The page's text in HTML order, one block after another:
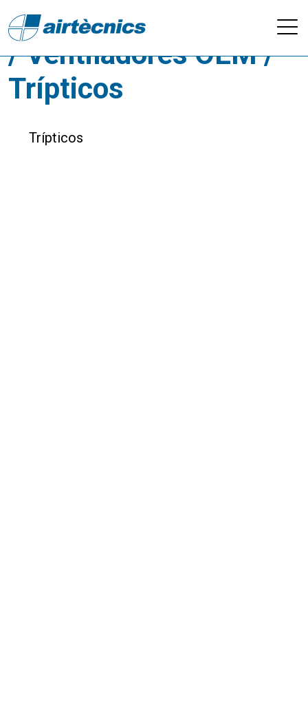
Descargas - Catálogos
/ Ventiladores OEM /
Trípticos
Trípticos